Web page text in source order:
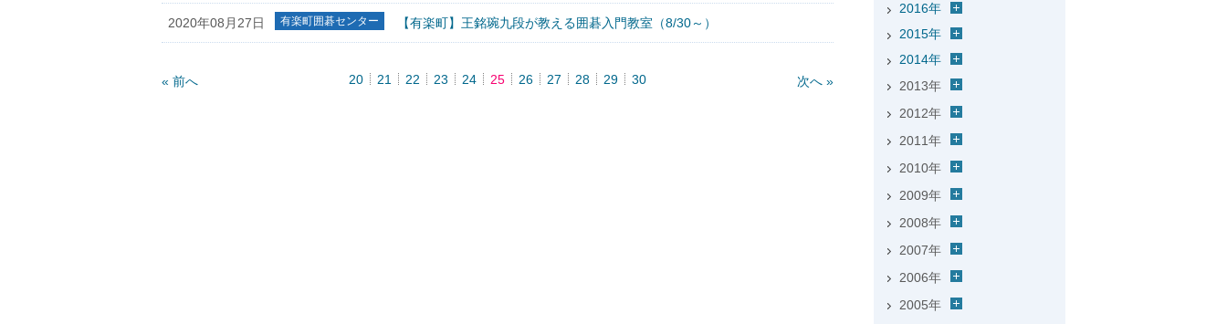
2020年08月27日 有楽町囲碁センター 【有楽町】王銘琬九段が教える囲碁入門教室（8/30～）
« 前へ 20 21 22 23 24 25 26 27 28 29 30 次へ »
2016年
2015年
2014年
2013年
2012年
2011年
2010年
2009年
2008年
2007年
2006年
2005年